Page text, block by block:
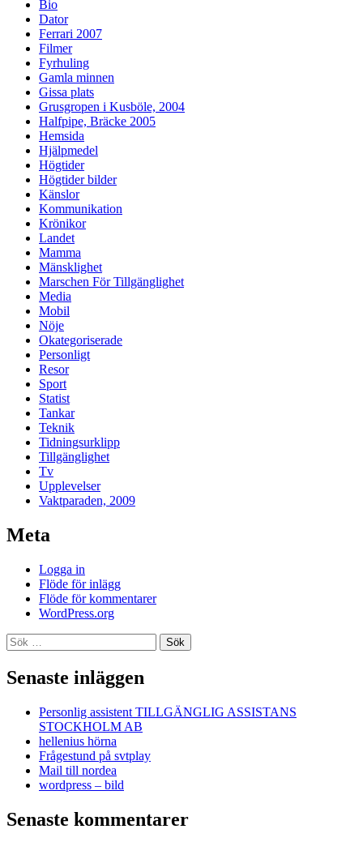
Bio
Dator
Ferrari 2007
Filmer
Fyrhuling
Gamla minnen
Gissa plats
Grusgropen i Kusböle, 2004
Halfpipe, Bräcke 2005
Hemsida
Hjälpmedel
Högtider
Högtider bilder
Känslor
Kommunikation
Krönikor
Landet
Mamma
Mänsklighet
Marschen För Tillgänglighet
Media
Mobil
Nöje
Okategoriserade
Personligt
Resor
Sport
Statist
Tankar
Teknik
Tidningsurklipp
Tillgänglighet
Tv
Upplevelser
Vaktparaden, 2009
Meta
Logga in
Flöde för inlägg
Flöde för kommentarer
WordPress.org
Sök
efter:
Senaste inläggen
Personlig assistent TILLGÄNGLIG ASSISTANS
STOCKHOLM AB
hellenius hörna
Frågestund på svtplay
Mail till nordea
wordpress – bild
Senaste kommentarer